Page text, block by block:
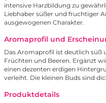
intensive Harzbildung zu
Liebhaber süßer und fruchtiger
ausgewogenen Charakter.
Aromaprofil und
Das Aromaprofil ist deutlich
Früchten und Beeren. Ergänzt
einen dezenten erdigen
verleiht. Die kleinen Buds sind
Produktdetails